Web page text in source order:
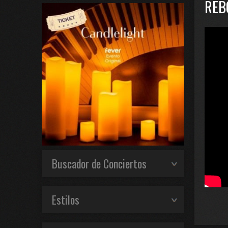
Buscador de Conciertos
Estilos